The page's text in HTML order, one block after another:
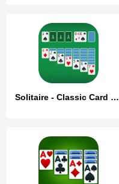
Solitaire - Classic Card Game